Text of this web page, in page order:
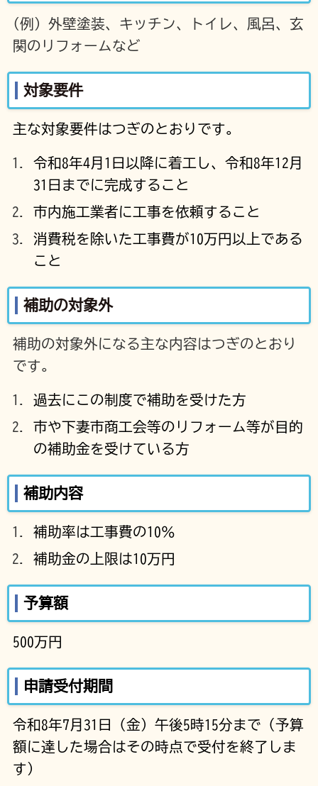
(例) 外壁塗装、キッチン、トイレ、風呂、玄
関のリフォームなど
対象要件
主な対象要件はつぎのとおりです。
令和8年4月1日以降に着工し、令和8年12月
31日までに完成すること
市内施工業者に工事を依頼すること
消費税を除いた工事費が10万円以上である
こと
補助の対象外
補助の対象外になる主な内容はつぎのとおり
です。
過去にこの制度で補助を受けた方
市や下妻市商工会等のリフォーム等が目的
の補助金を受けている方
補助内容
補助率は工事費の10％
補助金の上限は10万円
予算額
500万円
申請受付期間
令和8年7月31日（金）午後5時15分まで（予算
額に達した場合はその時点で受付を終了しま
す）